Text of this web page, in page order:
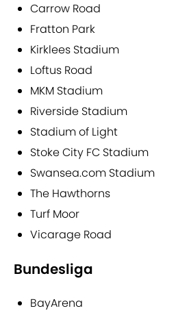
Carrow Road
Fratton Park
Kirklees Stadium
Loftus Road
MKM Stadium
Riverside Stadium
Stadium of Light
Stoke City FC Stadium
Swansea.com Stadium
The Hawthorns
Turf Moor
Vicarage Road
Bundesliga
BayArena